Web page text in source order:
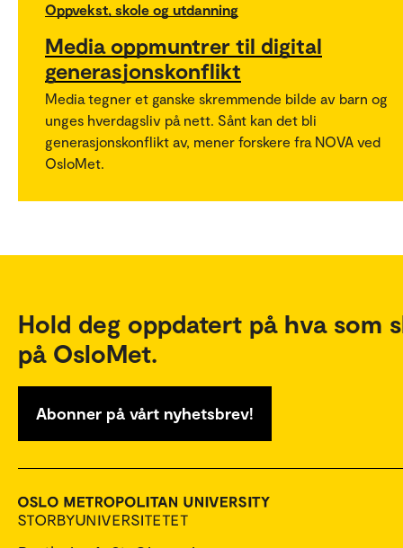
Oppvekst, skole og utdanning
Media oppmuntrer til digital
generasjonskonflikt
Media tegner et ganske skremmende bilde av barn og
unges hverdagsliv på nett. Sånt kan det bli
generasjonskonflikt av, mener forskere fra NOVA ved
OsloMet.
Hold deg oppdatert på hva som
på OsloMet.
Abonner på vårt nyhetsbrev!